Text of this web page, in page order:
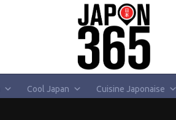
Cool Japan Cuisine Japonaise